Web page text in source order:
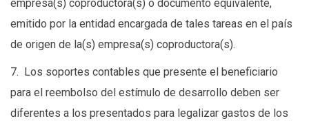
empresa(s) coproductora(s) o documento equivalente,
emitido por la entidad encargada de tales tareas en el país
de origen de la(s) empresa(s) coproductora(s).
7. Los soportes contables que presente el beneficiario
para el reembolso del estímulo de desarrollo deben ser
diferentes a los presentados para legalizar gastos de los